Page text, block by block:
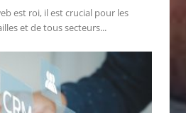
est roi, il est crucial pour les
et de tous secteurs...